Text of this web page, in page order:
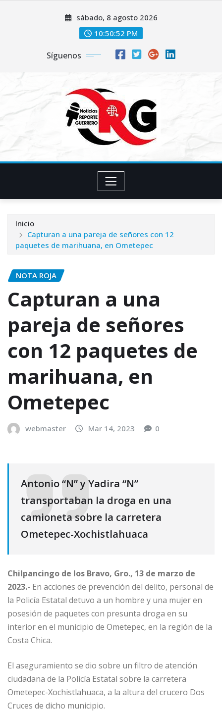
sábado, 8 agosto 2026
10:50:53 PM
Síguenos
Inicio
Capturan a una pareja de señores con 12
paquetes de marihuana, en Ometepec
NOTA ROJA
Capturan a una
pareja de señores
con 12 paquetes de
marihuana, en
Ometepec
webmaster Mar 14, 2023 0
Antonio “N” y Yadira “N”
transportaban la droga en una
camioneta sobre la carretera
Ometepec-Xochistlahuaca
Chilpancingo de los Bravo, Gro., 13 de marzo de
2023.- En acciones de prevención del delito, personal de
la Policía Estatal detuvo a un hombre y una mujer en
posesión de paquetes con presunta droga en su
interior en el municipio de Ometepec, en la región de la
Costa Chica.
El aseguramiento se dio sobre un filtro de atención
ciudadana de la Policía Estatal sobre la carretera
Ometepec-Xochistlahuaca, a la altura del crucero Dos
Cruces de dicho municipio.